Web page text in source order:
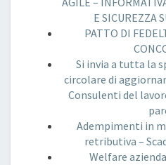
E SICUREZZA
PATTO DI
Si invia a tutta la
circolare di
Consulenti del
Adempimenti in
retributiva –
Welfare